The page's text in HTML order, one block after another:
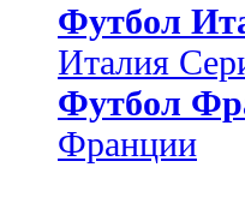
Футбол
Италия
Футбол
Франции